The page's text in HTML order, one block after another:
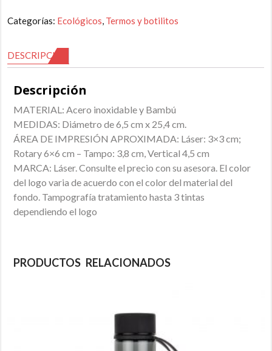
Categorías: Ecológicos, Termos y botilitos
DESCRIPCIÓN
Descripción
MATERIAL: Acero inoxidable y Bambú
MEDIDAS: Diámetro de 6,5 cm x 25,4 cm.
ÁREA DE IMPRESIÓN APROXIMADA: Láser: 3×3 cm;
Rotary 6×6 cm – Tampo: 3,8 cm, Vertical 4,5 cm
MARCA: Láser. Consulte el precio con su asesora. El color
del logo varia de acuerdo con el color del material del
fondo. Tampografía tratamiento hasta 3 tintas
dependiendo el logo
PRODUCTOS RELACIONADOS